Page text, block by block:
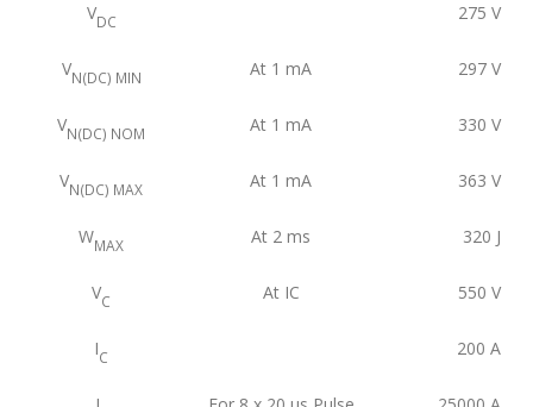
VDC 275 V
VN(DC) MIN At 1 mA 297 V
VN(DC) NOM At 1 mA 330 V
VN(DC) MAX At 1 mA 363 V
WMAX At 2 ms 320 J
VC At IC 550 V
IC 200 A